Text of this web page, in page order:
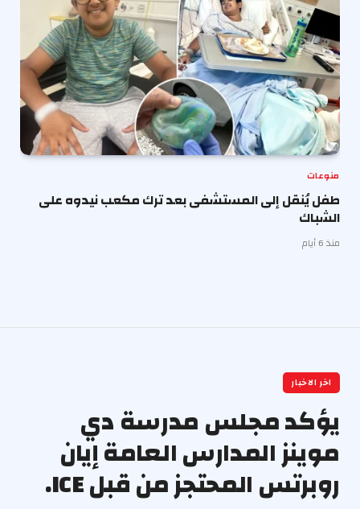
منوعات
طفل يُنقل إلى المستشفى بعد ترك مكعب نيدوه على
الشباك
منذ 6 أيام
اخر الاخبار
يؤكد مجلس مدرسة دي
موينز المدارس العامة إيان
روبرتس المحتجز من قبل ICE.